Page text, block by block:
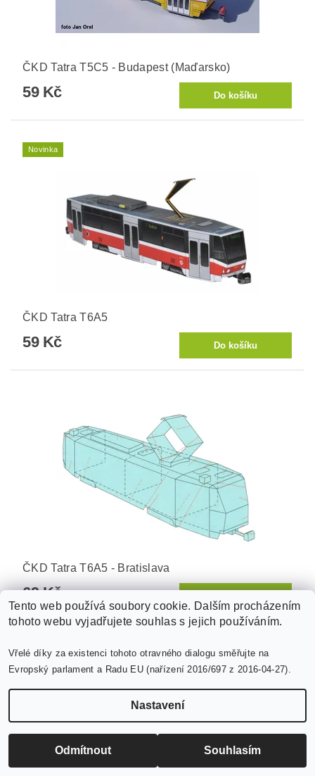
ČKD Tatra T5C5 - Budapest (Maďarsko)
59 Kč
Novinka
ČKD Tatra T6A5
59 Kč
ČKD Tatra T6A5 - Bratislava
69 Kč
Tento web používá soubory cookie. Dalším procházením
tohoto webu vyjadřujete souhlas s jejich používáním.
Vřelé díky za existenci tohoto otravného dialogu směřujte na
Evropský parlament a Radu EU (nařízení 2016/697 z 2016-04-27).
Nastavení
Odmítnout Souhlasím